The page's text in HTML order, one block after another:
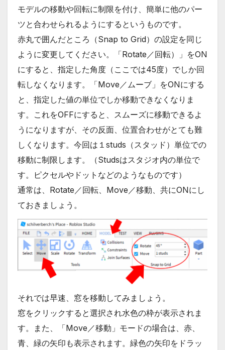
モデルの移動や回転に制限を付け、簡単に他のパー
ツと合わせられるようにするというものです。
赤丸で囲んだところ（Snap to Grid）の設定を同じ
ように変更してください。「Rotate／回転）」をON
にすると、指定した角度（ここでは45度）でしか回
転しなくなります。「Move／ムーブ」をONにする
と、指定した値の単位でしか移動できなくなりま
す。これをOFFにすると、スムーズに移動できるよ
うになりますが、その反面、位置合わせがとても難
しくなります。今回は１studs（スタッド）単位での
移動に制限します。（Studsはスタジオ内の単位で
す。ピクセルやドットなどのようなものです）
通常は、Rotate／回転、Move／移動、共にONにし
ておきましょう。
それでは早速、窓を移動してみましょう。
窓をクリックすると選択され水色の枠が表示されま
す。また、「Move／移動」モードの場合は、赤、
青、緑の矢印も表示されます。緑色の矢印をドラッ